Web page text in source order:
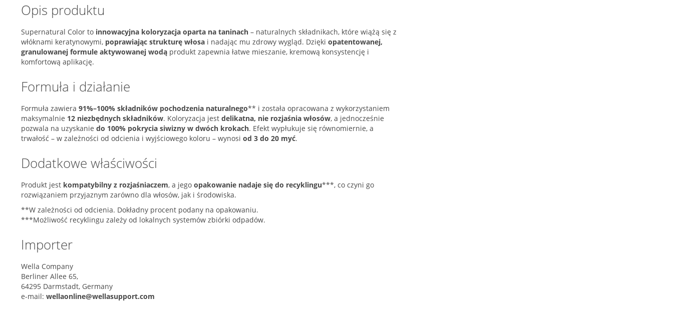
Opis produktu
Supernatural Color to innowacyjna koloryzacja oparta na taninach – naturalnych składnikach, które wiążą się z
włóknami keratynowymi, poprawiając strukturę włosa i nadając mu zdrowy wygląd. Dzięki opatentowanej,
granulowanej formule aktywowanej wodą produkt zapewnia łatwe mieszanie, kremową konsystencję i
komfortową aplikację.
Formuła i działanie
Formuła zawiera 91%–100% składników pochodzenia naturalnego** i została opracowana z wykorzystaniem
maksymalnie 12 niezbędnych składników. Koloryzacja jest delikatna, nie rozjaśnia włosów, a jednocześnie
pozwala na uzyskanie do 100% pokrycia siwizny w dwóch krokach. Efekt wypłukuje się równomiernie, a
trwałość – w zależności od odcienia i wyjściowego koloru – wynosi od 3 do 20 myć.
Dodatkowe właściwości
Produkt jest kompatybilny z rozjaśniaczem, a jego opakowanie nadaje się do recyklingu***, co czyni go
rozwiązaniem przyjaznym zarówno dla włosów, jak i środowiska.
**W zależności od odcienia. Dokładny procent podany na opakowaniu.
***Możliwość recyklingu zależy od lokalnych systemów zbiórki odpadów.
Importer
Wella Company
Berliner Allee 65,
64295 Darmstadt, Germany
e-mail: wellaonline@wellasupport.com